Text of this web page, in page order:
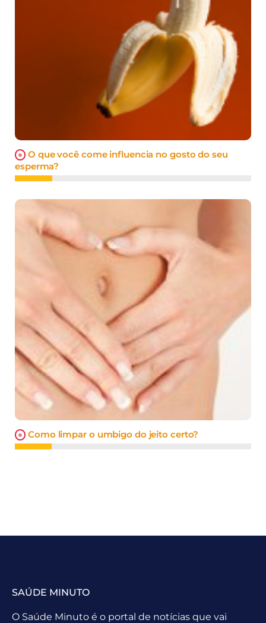
O que você come influencia no gosto do seu
esperma?
Como limpar o umbigo do jeito certo?
SAÚDE MINUTO
O Saúde Minuto é o portal de notícias que vai